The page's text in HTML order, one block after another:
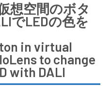
想空間のボタ
でLEDの色を
in virtual
to change
with DALI